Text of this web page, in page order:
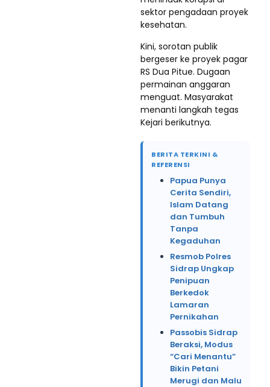
sektor pengadaan proyek
kesehatan.
Kini, sorotan publik
bergeser ke proyek pagar
RS Dua Pitue. Dugaan
permainan anggaran
menguat. Masyarakat
menanti langkah tegas
Kejari berikutnya.
BERITA TERKINI &
REFERENSI
Papua Punya
Cerita Sendiri,
Islam Datang
dan Tumbuh
Tanpa
Kegaduhan
Resmob Polres
Sidrap Ungkap
Penipuan
Berkedok
Lamaran
Pernikahan
Passobis Sidrap
Beraksi, Modus
“Cari Menantu”
Bikin Petani
Merugi dan Malu